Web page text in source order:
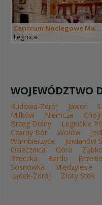
Centrum Noclegowe Ma...
Legnica
WOJEWÓDZTWO
Kudowa-Zdrój Jawor
Miłków
Niemcza
Brzeg Dolny
Legnickie
Czarny Bór
Wołów
Wambierzyce
Jordanów
Osiecznica
Góra
Rzeczka
Bardo Brzezie
Sosnówka
Międzylesie
Lądek-Zdrój
Złoty Stok